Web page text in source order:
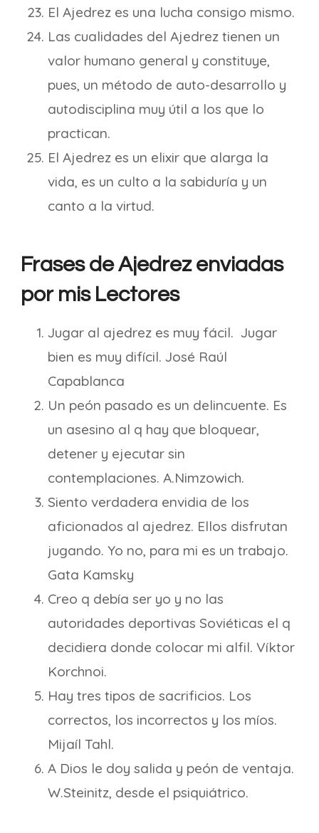
El Ajedrez es una lucha consigo mismo.
Las cualidades del Ajedrez tienen un
valor humano general y constituye,
pues, un método de auto-desarrollo y
autodisciplina muy útil a los que lo
practican.
El Ajedrez es un elixir que alarga la
vida, es un culto a la sabiduría y un
canto a la virtud.
Frases de Ajedrez enviadas
por mis Lectores
Jugar al ajedrez es muy fácil. Jugar
bien es muy difícil. José Raúl
Capablanca
Un peón pasado es un delincuente. Es
un asesino al q hay que bloquear,
detener y ejecutar sin
contemplaciones. A.Nimzowich.
Siento verdadera envidia de los
aficionados al ajedrez. Ellos disfrutan
jugando. Yo no, para mi es un trabajo.
Gata Kamsky
Creo q debía ser yo y no las
autoridades deportivas Soviéticas el q
decidiera donde colocar mi alfil. Víktor
Korchnoi.
Hay tres tipos de sacrificios. Los
correctos, los incorrectos y los míos.
Mijaíl Tahl.
A Dios le doy salida y peón de ventaja.
W.Steinitz, desde el psiquiátrico.